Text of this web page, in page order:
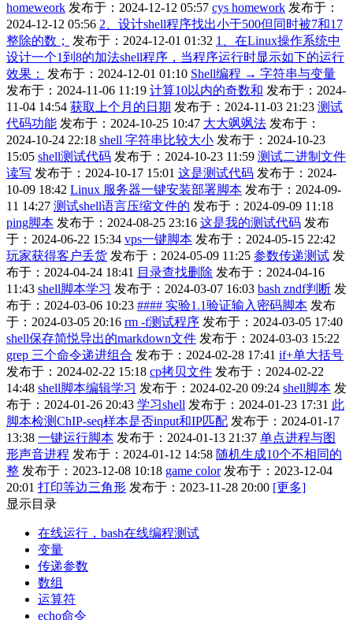
homeweork 发布于：2024-12-12 05:57 cys homework 发布于：
2024-12-12 05:56 2、设计shell程序找出小于500但同时被7和17
整除的数；
发布于：2024-12-01 01:32 1、在Linux操作系统中
设计一个1到8的加法shell程序，当程序运行时显示如下的运行
效果：
发布于：2024-12-01 01:10 Shell编程 → 字符串与变量
发布于：2024-11-06 11:19 计算10以内的奇数和 发布于：2024-
11-04 14:54 获取上个月的日期 发布于：2024-11-03 21:23 测试
代码功能 发布于：2024-10-25 10:47 大大飒飒法 发布于：
2024-10-24 22:18 shell 字符串比较大小 发布于：2024-10-23
15:05 shell测试代码 发布于：2024-10-23 11:59 测试二进制文件
读写 发布于：2024-10-17 15:01 这是测试代码 发布于：2024-
10-09 18:42 Linux 服务器一键安装部署脚本 发布于：2024-09-
11 14:27 测试shell语言压缩文件的 发布于：2024-09-09 11:18
ping脚本 发布于：2024-08-25 23:16 这是我的测试代码 发布
于：2024-06-22 15:34 vps一键脚本 发布于：2024-05-15 22:42
玩家获得客户丢货 发布于：2024-05-09 11:25 参数传递测试 发
布于：2024-04-24 18:41 目录查找删除 发布于：2024-04-16
11:43 shell脚本学习 发布于：2024-03-07 16:03 bash zndf判断 发
布于：2024-03-06 10:23 #### 实验1.1验证输入密码脚本 发布
于：2024-03-05 20:16 rm -f测试程序 发布于：2024-03-05 17:40
shell保存简悦导出的markdown文件 发布于：2024-03-03 15:22
grep 三个命令递进组合 发布于：2024-02-28 17:41 if+单大括号
发布于：2024-02-22 15:18 cp拷贝文件 发布于：2024-02-22
14:48 shell脚本编辑学习 发布于：2024-02-20 09:24 shell脚本 发
布于：2024-01-26 20:43 学习shell 发布于：2024-01-23 17:31 此
脚本检测ChIP-seq样本是否input和IP匹配 发布于：2024-01-17
13:38 一键运行脚本 发布于：2024-01-13 21:37 单点进程与图
形声音进程 发布于：2024-01-12 14:58 随机生成10个不相同的
整 发布于：2023-12-08 10:18 game color 发布于：2023-12-04
20:01 打印等边三角形 发布于：2023-11-28 20:00 [更多]
显示目录
在线运行，bash在线编程测试
变量
传递参数
数组
运算符
echo命令